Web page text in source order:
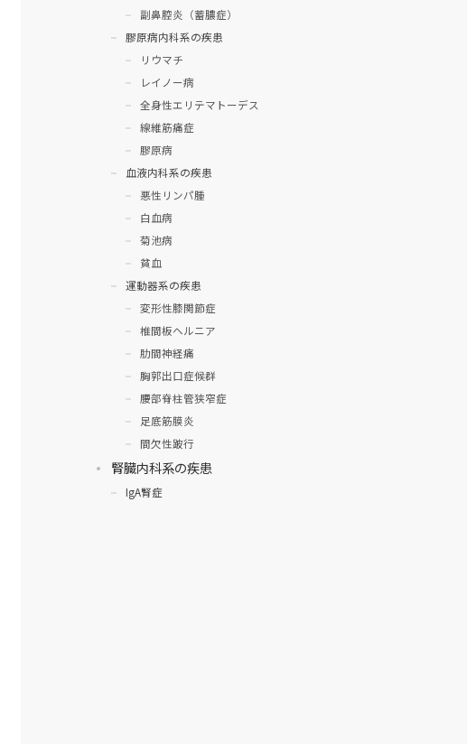
副鼻腔炎（蓄膿症）
膠原病内科系の疾患
リウマチ
レイノー病
全身性エリテマトーデス
線維筋痛症
膠原病
血液内科系の疾患
悪性リンパ腫
白血病
菊池病
貧血
運動器系の疾患
変形性膝関節症
椎間板ヘルニア
肋間神経痛
胸郭出口症候群
腰部脊柱管狭窄症
足底筋膜炎
間欠性跛行
腎臓内科系の疾患
IgA腎症